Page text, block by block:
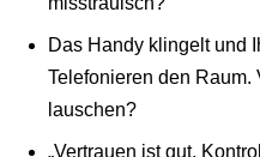
Das Handy klingelt und
Telefonieren den Raum.
lauschen?
„Vertrauen ist gut,